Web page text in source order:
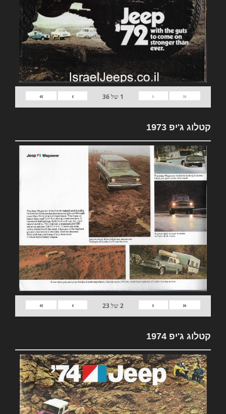
«
‹
1 של36
›
»
קטלוג ג'יפ 1973
«
‹
2של23
›
»
קטלוג ג'יפ 1974